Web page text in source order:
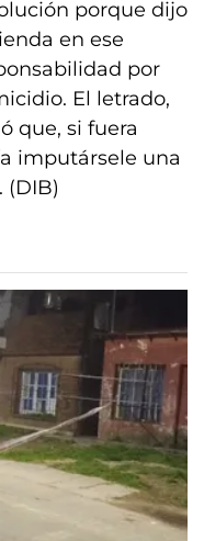
porque dijo
en ese
por
El letrado,
que, si fuera
imputársele una